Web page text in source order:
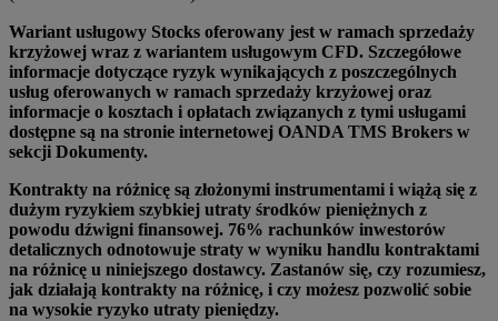
Wariant usługowy Stocks oferowany jest w ramach sprzedaży
krzyżowej wraz z wariantem usługowym CFD. Szczegółowe
informacje dotyczące ryzyk wynikających z poszczególnych
usług oferowanych w ramach sprzedaży krzyżowej oraz
informacje o kosztach i opłatach związanych z tymi usługami
dostępne są na stronie internetowej OANDA TMS Brokers w
sekcji Dokumenty.
Kontrakty na różnicę są złożonymi instrumentami i wiążą się z
dużym ryzykiem szybkiej utraty środków pieniężnych z
powodu dźwigni finansowej. 76% rachunków inwestorów
detalicznych odnotowuje straty w wyniku handlu kontraktami
na różnicę u niniejszego dostawcy. Zastanów się, czy rozumiesz,
jak działają kontrakty na różnicę, i czy możesz pozwolić sobie
na wysokie ryzyko utraty pieniędzy.